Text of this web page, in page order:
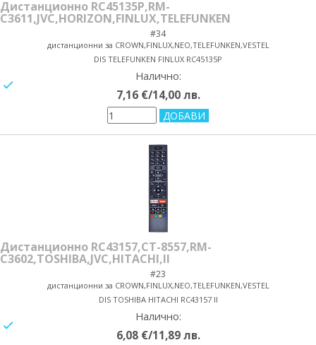
Дистанционно RC45135P,RM-
C3611,JVC,HORIZON,FINLUX,TELEFUNKEN
#34
дистанционни за CROWN,FINLUX,NEO,TELEFUNKEN,VESTEL
DIS TELEFUNKEN FINLUX RC45135P
Налично:
7,16 €/14,00 лв.
Дистанционно RC43157,CT-8557,RM-
C3602,TOSHIBA,JVC,HITACHI,II
#23
дистанционни за CROWN,FINLUX,NEO,TELEFUNKEN,VESTEL
DIS TOSHIBA HITACHI RC43157 II
Налично:
6,08 €/11,89 лв.